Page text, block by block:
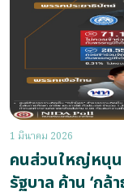
1 มีนาคม 2026
คนส่วนใหญ่หนุน
รัฐบาล ค้าน ‘กล้า